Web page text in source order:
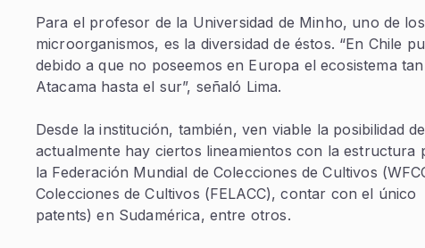
Para el profesor de la Universidad de Minho, uno de
microorganismos, es la diversidad de éstos. “En Chile
debido a que no poseemos en Europa el ecosistema
Atacama hasta el sur”, señaló Lima.
Desde la institución, también, ven viable la posibilidad
actualmente hay ciertos lineamientos con la
la Federación Mundial de Colecciones de Cultivos
Colecciones de Cultivos (FELACC), contar con el
patents) en Sudamérica, entre otros.